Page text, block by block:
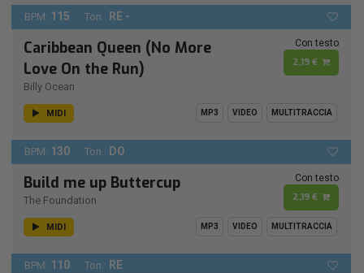
BPM: 115 Ton.: RE -
Caribbean Queen (No More
Love On the Run)
Billy Ocean
Con testo
2,19 €
MIDI MP3 VIDEO MULTITRACCIA
BPM: 130 Ton.: DO
Build me up Buttercup
The Foundation
Con testo
2,19 €
MIDI MP3 VIDEO MULTITRACCIA
BPM: 110 Ton.: RE